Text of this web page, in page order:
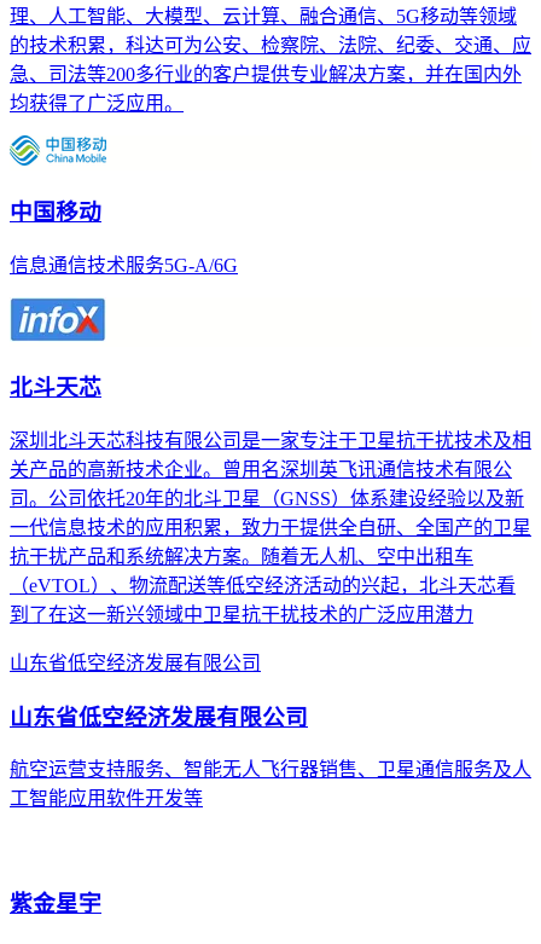
理、人工智能、大模型、云计算、融合通信、5G移动等领域
的技术积累，科达可为公安、检察院、法院、纪委、交通、应
急、司法等200多行业的客户提供专业解决方案，并在国内外
均获得了广泛应用。
中国移动
信息通信技术服务5G-A/6G
北斗天芯
深圳北斗天芯科技有限公司是一家专注于卫星抗干扰技术及相
关产品的高新技术企业。曾用名深圳英飞讯通信技术有限公
司。公司依托20年的北斗卫星（GNSS）体系建设经验以及新
一代信息技术的应用积累，致力于提供全自研、全国产的卫星
抗干扰产品和系统解决方案。随着无人机、空中出租车
（eVTOL）、物流配送等低空经济活动的兴起，北斗天芯看
到了在这一新兴领域中卫星抗干扰技术的广泛应用潜力
山东省低空经济发展有限公司
山东省低空经济发展有限公司
航空运营支持服务、智能无人飞行器销售、卫星通信服务及人
工智能应用软件开发等
紫金星宇